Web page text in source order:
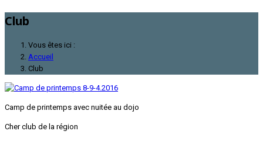
Club
Vous êtes ici :
Accueil
Club
Camp de printemps avec nuitée au dojo
Cher club de la région